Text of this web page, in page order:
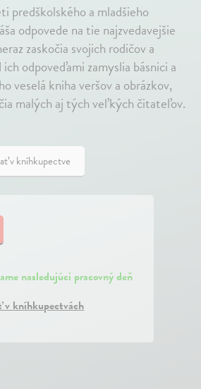
predškolského a mladšieho
odpovede na tie najzvedavejšie
zaskočia svojich rodičov a
odpoveďami zamyslia básnici a
veselá kniha veršov a obrázkov,
malých aj tých veľkých čitateľov.
v kníhkupectve
nasledujúci pracovný deň
v kníhkupectvách